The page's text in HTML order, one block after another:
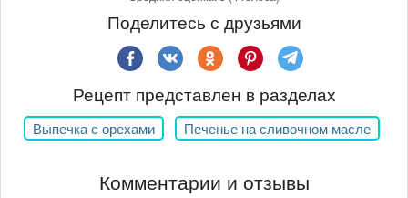
Поделитесь с друзьями
Рецепт представлен в разделах
Выпечка с орехами Печенье на сливочном масле
Комментарии и отзывы